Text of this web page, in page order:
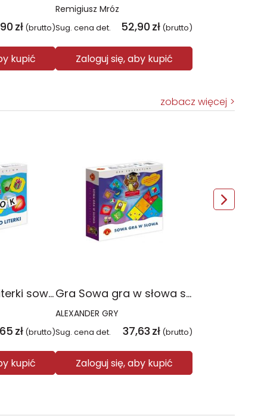
zł (brutto)
kupić
Remigiusz Mróz
Sug. cena det. 52,90 zł (brutto)
Zaloguj się, aby kupić
zobacz więcej
Gra Literka do literki sowa mądra głowa 0373
zł (brutto)
kupić
Gra Sowa gra w słowa sowa mądra głowa 0374
ALEXANDER GRY
Sug. cena det. 37,63 zł (brutto)
Zaloguj się, aby kupić